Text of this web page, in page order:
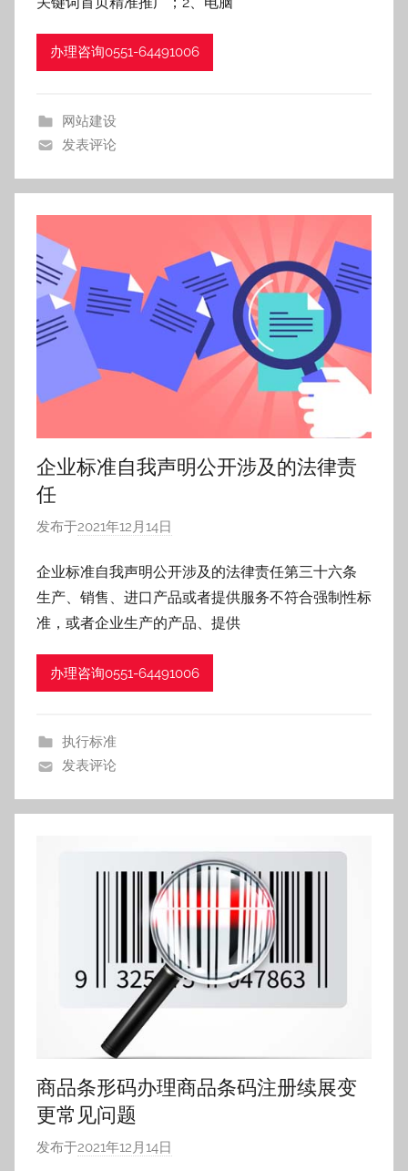
h
办理咨询0551-64491006
网站建设
发表评论
企业标准自我声明公开涉及的法律责
任
发布于2021年12月14日
:
h
f
h
企业标准自我声明公开涉及的法律责任第三十六条
生产、销售、进口产品或者提供服务不符合强制性标
准，或者企业生产的产品、提供
办理咨询0551-64491006
执行标准
发表评论
商品条形码办理商品条码注册续展变
更常见问题
发布于2021年12月14日